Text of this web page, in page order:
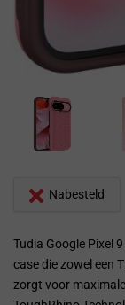
Nabesteld
Tudia Google Pixel
case die zowel een
zorgt voor